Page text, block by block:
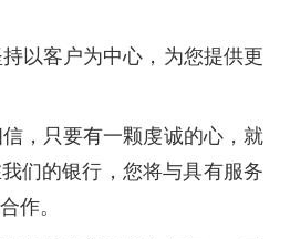
以客户为中心，为您提供更
，只要有一颗虔诚的心，就
们的银行，您将与具有服务
作。